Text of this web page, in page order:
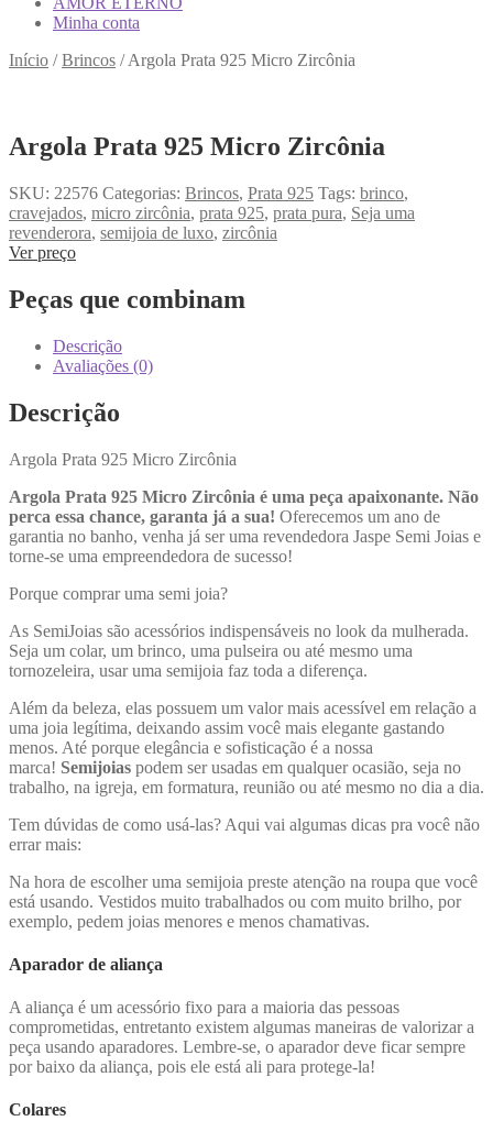
Minha conta
Início /Brincos /Argola Prata 925 Micro Zircônia
Argola Prata 925 Micro Zircônia
SKU: 22576 Categorias: Brincos, Prata 925 Tags: brinco,
cravejados, micro zircônia, prata 925, prata pura, Seja uma
revenderora, semijoia de luxo, zircônia
Ver preço
Peças que combinam
Descrição
Avaliações (0)
Descrição
Argola Prata 925 Micro Zircônia
Argola Prata 925 Micro Zircônia é uma peça apaixonante. Não
perca essa chance, garanta já a sua! Oferecemos um ano de
garantia no banho, venha já ser uma revendedora Jaspe Semi Joias e
torne-se uma empreendedora de sucesso!
Porque comprar uma semi joia?
As SemiJoias são acessórios indispensáveis no look da mulherada.
Seja um colar, um brinco, uma pulseira ou até mesmo uma
tornozeleira, usar uma semijoia faz toda a diferença.
Além da beleza, elas possuem um valor mais acessível em relação a
uma joia legítima, deixando assim você mais elegante gastando
menos. Até porque elegância e sofisticação é a nossa
marca! Semijoias podem ser usadas em qualquer ocasião, seja no
trabalho, na igreja, em formatura, reunião ou até mesmo no dia a dia.
Tem dúvidas de como usá-las? Aqui vai algumas dicas pra você não
errar mais:
Na hora de escolher uma semijoia preste atenção na roupa que você
está usando. Vestidos muito trabalhados ou com muito brilho, por
exemplo, pedem joias menores e menos chamativas.
Aparador de aliança
A aliança é um acessório fixo para a maioria das pessoas
comprometidas, entretanto existem algumas maneiras de valorizar a
peça usando aparadores. Lembre-se, o aparador deve ficar sempre
por baixo da aliança, pois ele está ali para protege-la!
Colares